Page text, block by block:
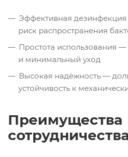
Эффективная
риск распространения
Простота использования
и минимальный уход
Высокая надёжность —
устойчивость к
Преимущества